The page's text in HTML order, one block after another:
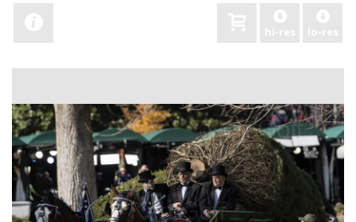
hi-res lo-res